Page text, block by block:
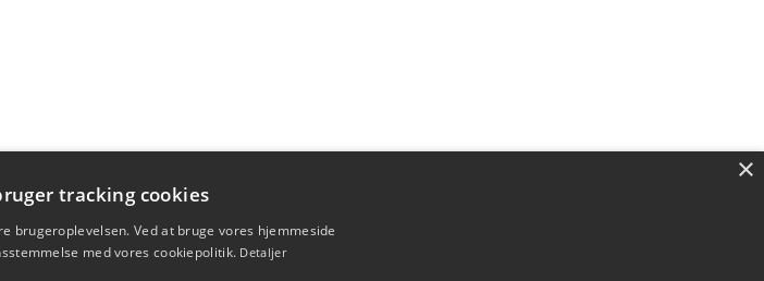
×
tracking cookies
brugeroplevelsen. Ved at bruge vores hjemmeside
med vores cookiepolitik. Detaljer